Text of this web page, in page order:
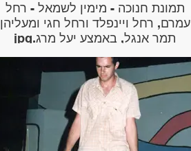
תמונת חנוכה - מימין לשמאל - רחל
עמרם, רחל ויינפלד ורחל חגי ומעליהן
תמר אנגל, באמצע יעל מרג.jpg